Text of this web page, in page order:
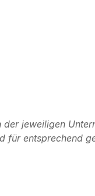
jeweiligen
für entsprechend